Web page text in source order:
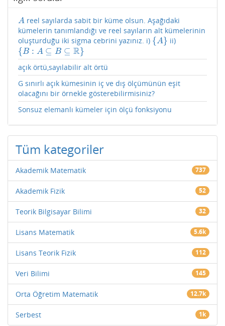
A
A reel sayılarda sabit bir küme olsun. Aşağıdaki
kümelerin tanımlandığı ve reel sayıların alt kümelerinin
oluşturduğu iki sigma cebrini yazınız. i) {A}
{ A} ii)
{B : A ⊆ B ⊆ R}
{B:A ⊆B⊆R }
açık örtü,sayılabilir alt örtü
G sınırlı açık kümesinin iç ve dış ölçümünün eşit
olacağını bir örnekle gösterebilirmisiniz?
Sonsuz elemanlı kümeler için ölçü fonksiyonu
Tüm kategoriler
Akademik Matematik 737
Akademik Fizik 52
Teorik Bilgisayar Bilimi 32
Lisans Matematik 5.6k
Lisans Teorik Fizik 112
Veri Bilimi 145
Orta Öğretim Matematik 12.7k
Serbest 1k